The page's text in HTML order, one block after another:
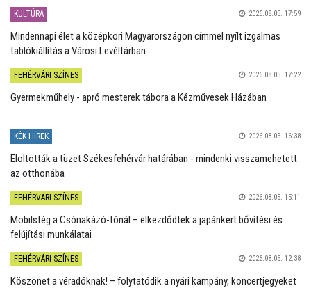
KULTÚRA 2026.08.05. 17:59
Mindennapi élet a középkori Magyarországon címmel nyílt izgalmas
tablókiállítás a Városi Levéltárban
FEHÉRVÁRI SZÍNES 2026.08.05. 17:22
Gyermekműhely - apró mesterek tábora a Kézművesek Házában
KÉK HÍREK 2026.08.05. 16:38
Eloltották a tüzet Székesfehérvár határában - mindenki visszamehetett
az otthonába
FEHÉRVÁRI SZÍNES 2026.08.05. 15:11
Mobilstég a Csónakázó-tónál – elkezdődtek a japánkert bővítési és
felújítási munkálatai
FEHÉRVÁRI SZÍNES 2026.08.05. 12:38
Köszönet a véradóknak! – folytatódik a nyári kampány, koncertjegyeket